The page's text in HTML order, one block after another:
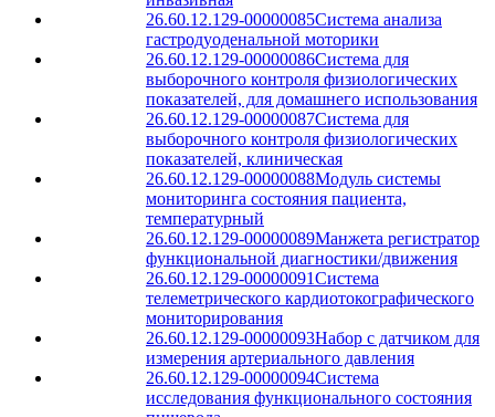
26.60.12.129-00000085Система анализа
гастродуоденальной моторики
26.60.12.129-00000086Система для
выборочного контроля физиологических
показателей, для домашнего использования
26.60.12.129-00000087Система для
выборочного контроля физиологических
показателей, клиническая
26.60.12.129-00000088Модуль системы
мониторинга состояния пациента,
температурный
26.60.12.129-00000089Манжета регистратор
функциональной диагностики/движения
26.60.12.129-00000091Система
телеметрического кардиотокографического
мониторирования
26.60.12.129-00000093Набор с датчиком для
измерения артериального давления
26.60.12.129-00000094Система
исследования функционального состояния